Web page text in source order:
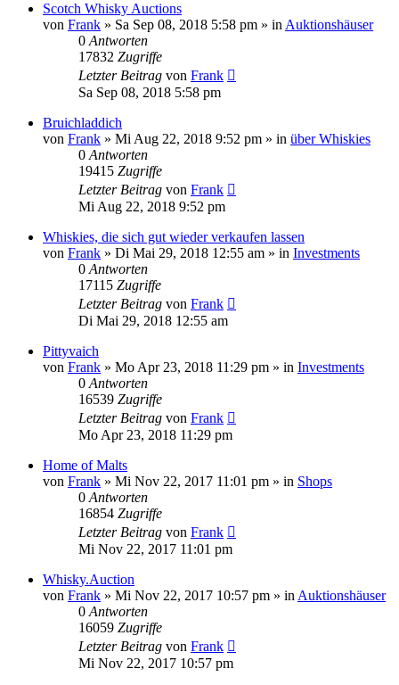
Scotch Whisky Auctions
von Frank » Sa Sep 08, 2018 5:58 pm » in Auktionshäuser
0 Antworten
17832 Zugriffe
Letzter Beitrag von Frank
Sa Sep 08, 2018 5:58 pm
Bruichladdich
von Frank » Mi Aug 22, 2018 9:52 pm » in über Whiskies
0 Antworten
19415 Zugriffe
Letzter Beitrag von Frank
Mi Aug 22, 2018 9:52 pm
Whiskies, die sich gut wieder verkaufen lassen
von Frank » Di Mai 29, 2018 12:55 am » in Investments
0 Antworten
17115 Zugriffe
Letzter Beitrag von Frank
Di Mai 29, 2018 12:55 am
Pittyvaich
von Frank » Mo Apr 23, 2018 11:29 pm » in Investments
0 Antworten
16539 Zugriffe
Letzter Beitrag von Frank
Mo Apr 23, 2018 11:29 pm
Home of Malts
von Frank » Mi Nov 22, 2017 11:01 pm » in Shops
0 Antworten
16854 Zugriffe
Letzter Beitrag von Frank
Mi Nov 22, 2017 11:01 pm
Whisky.Auction
von Frank » Mi Nov 22, 2017 10:57 pm » in Auktionshäuser
0 Antworten
16059 Zugriffe
Letzter Beitrag von Frank
Mi Nov 22, 2017 10:57 pm